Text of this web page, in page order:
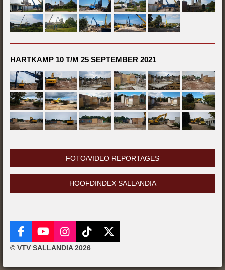
HARTKAMP 10 T/M 25 SEPTEMBER 2021
FOTO/VIDEO REPORTAGES
HOOFDINDEX SALLANDIA
F
a
e
Y
o
T
I
n
t
T
i
T
X
© VTV SALLANDIA 2026